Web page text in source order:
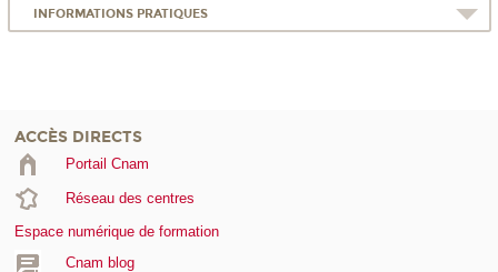
INFORMATIONS PRATIQUES
ACCÈS DIRECTS
Portail Cnam
Réseau des centres
Espace numérique de formation
Cnam blog